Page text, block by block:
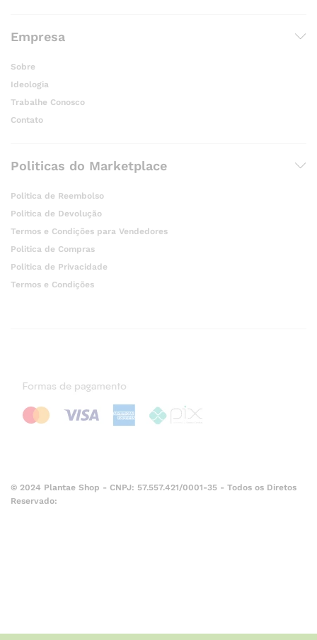
Empresa
Sobre
Ideologia
Trabalhe Conosco
Contato
Politicas do Marketplace
Politica de Reembolso
Politica de Devolução
Termos e Condições para Vendedores
Politica de Compras
Politica de Privacidade
Termos e Condições
© 2024 Plantae Shop - CNPJ: 57.557.421/0001-35 - Todos os Diretos
Reservado: